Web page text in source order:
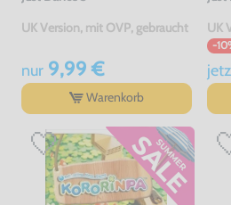
UK Version, mit OVP, gebraucht
nur9,99 €
Warenkorb
-